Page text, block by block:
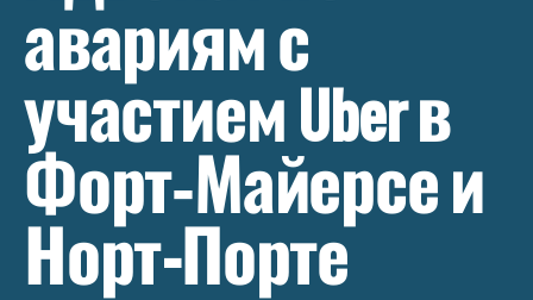
авариям с
участием Uber в
Форт‑Майерсе и
Норт-Порте